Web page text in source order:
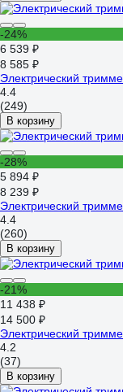
-24%
6 539 ₽
8 585 ₽
Электрический
4.4
(249)
В корзину
-28%
5 894 ₽
8 239 ₽
Электрический
4.4
(260)
В корзину
-21%
11 438 ₽
14 500 ₽
Электрический
4.2
(37)
В корзину